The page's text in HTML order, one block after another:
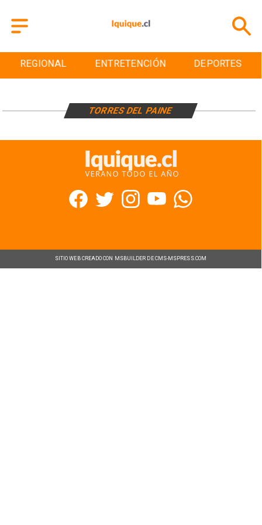
REGIONAL ENTRETENCIÓN DEPORTES
TORRES DEL PAINE
SITIO WEB CREADO CON MSBUILDER DE CMS-MSPRESS.COM